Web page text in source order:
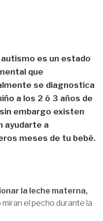
autismo es un estado
que
se diagnostica
a los 2 ó 3 años de
embargo existen
ayudarte a
meses de tu bebé.
la leche materna,
el pecho durante la